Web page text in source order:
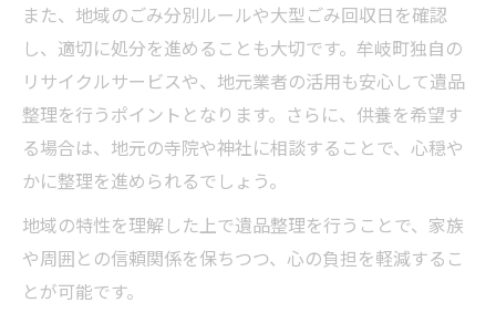
また、地域のごみ分別ルールや大型ごみ回収日を確認
し、適切に処分を進めることも大切です。牟岐町独自の
リサイクルサービスや、地元業者の活用も安心して遺品
整理を行うポイントとなります。さらに、供養を希望す
る場合は、地元の寺院や神社に相談することで、心穏や
かに整理を進められるでしょう。
地域の特性を理解した上で遺品整理を行うことで、家族
や周囲との信頼関係を保ちつつ、心の負担を軽減するこ
とが可能です。